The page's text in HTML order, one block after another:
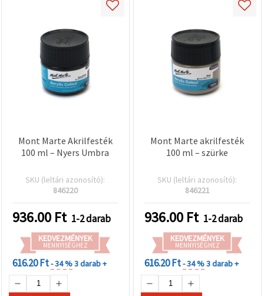
Mont Marte Akrilfesték
100 ml – Nyers Umbra
SKU (leltári azonosító):
846220
936.00 Ft 1-2 darab
KEDVEZMÉNYEK
MENNYISÉGHEZ
616.20 Ft- 34 %3 darab +
Mont Marte akrilfesték
100 ml – szürke
SKU (leltári azonosító):
846221
936.00 Ft 1-2 darab
KEDVEZMÉNYEK
MENNYISÉGHEZ
616.20 Ft- 34 %3 darab +